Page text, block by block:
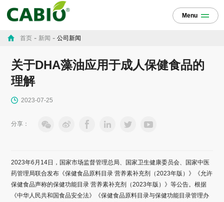
Menu
首页 - 新闻 -公司新闻
关于DHA藻油应用于成人保健食品的
理解
2023-07-25
分享：
2023年6月14日，国家市场监督管理总局、国家卫生健康委员会、国家中医
药管理局联合发布《保健食品原料目录 营养素补充剂（2023年版）》《允许
保健食品声称的保健功能目录 营养素补充剂（2023年版）》等公告。根据
《中华人民共和国食品安全法》《保健食品原料目录与保健功能目录管理办